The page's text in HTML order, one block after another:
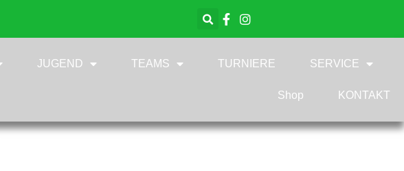
JUGEND TEAMS TURNIERE SERVICE
Shop KONTAKT